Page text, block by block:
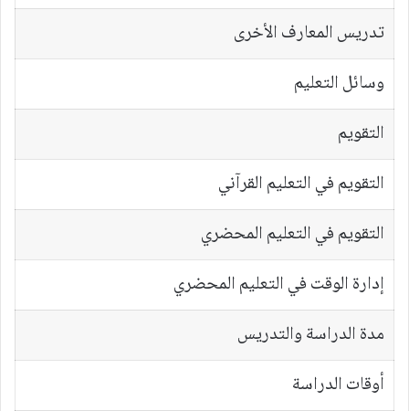
تدريس المعارف الأخرى
وسائل التعليم
التقويم
التقويم في التعليم القرآني
التقويم في التعليم المحضري
إدارة الوقت في التعليم المحضري
مدة الدراسة والتدريس
أوقات الدراسة